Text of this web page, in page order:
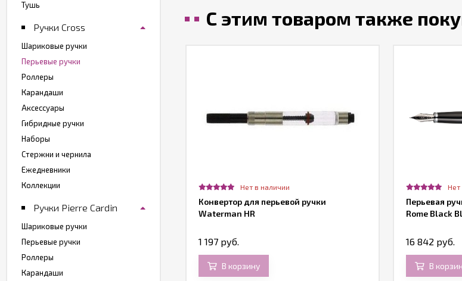
С этим товаром также
Нет в наличии
Конвертор для перьевой ручки
Waterman HR
1 197 руб.
В корзину
Нет
Перьевая
Rome Black
16 842 руб.
В
Тушь
Ручки Cross
Шариковые ручки
Перьевые ручки
Роллеры
Карандаши
Аксессуары
Гибридные ручки
Наборы
Стержни и чернила
Ежедневники
Коллекции
Ручки Pierre Cardin
Шариковые ручки
Перьевые ручки
Роллеры
Карандаши